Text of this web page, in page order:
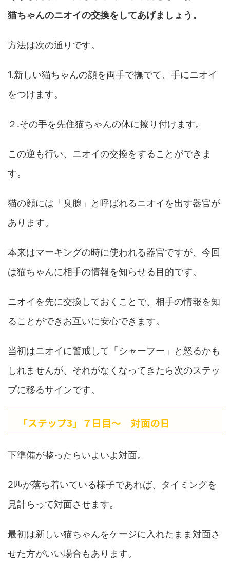
猫ちゃんのニオイの交換をしてあげましょう。
方法は次の通りです。
1.新しい猫ちゃんの顔を両手で撫でて、手にニオイ
をつけます。
２.その手を先住猫ちゃんの体に擦り付けます。
この逆も行い、ニオイの交換をすることができま
す。
猫の顔には「臭腺」と呼ばれるニオイを出す器官が
あります。
本来はマーキングの時に使われる器官ですが、今回
は猫ちゃんに相手の情報を知らせる目的です。
ニオイを先に交換しておくことで、相手の情報を知
ることができお互いに安心できます。
当初はニオイに警戒して「シャーフー」と怒るかも
しれませんが、それがなくなってきたら次のステッ
プに移るサインです。
「ステップ3」７日目〜 対面の日
下準備が整ったらいよいよ対面。
2匹が落ち着いている様子であれば、タイミングを
見計らって対面させます。
最初は新しい猫ちゃんをケージに入れたまま対面さ
せた方がいい場合もあります。